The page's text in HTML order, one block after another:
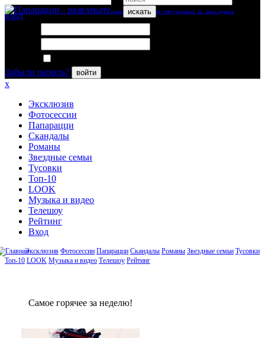
искать
вход
Забыли пароль?
войти
x
Эксклюзив
Фотосессии
Папарацци
Скандалы
Романы
Звездные семьи
Тусовки
Топ-10
LOOK
Музыка и видео
Телешоу
Рейтинг
Вход
Эксклюзив Фотосессии Папарацци Скандалы Романы Звездные семьи Тусовки
Топ-10 LOOK Музыка и видео Телешоу Рейтинг
Сaмое гoрячее за неделю!